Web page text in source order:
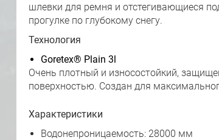
шлевки для ремня и отстегивающиеся
прогулке по глубокому снегу.
Технология
Goretex® Plain 3l
Очень плотный и износостойкий,
поверхностью. Создан для
Характеристики
Водонепроницаемость: 28000 мм